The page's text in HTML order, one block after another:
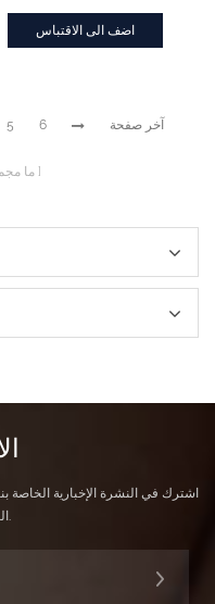
المكعب
اضف الى الاقتباس
5 6 آخر صفحة
ما
اشترك في النشرة الإخبارية الخاصة
الخصم الأخرى.